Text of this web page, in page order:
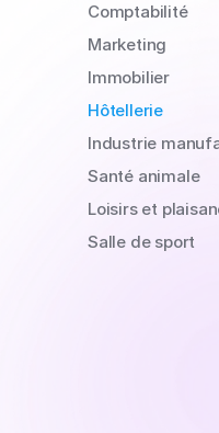
Comptabilité
Marketing
Immobilier
Hôtellerie
Industrie
Santé animale
Loisirs et
Salle de sport